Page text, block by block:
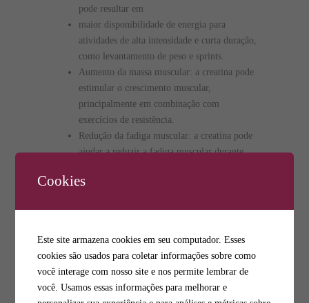
pode resultar em
maior disponibilidade de energia para
atividades de alta intensidade e curta duração,
como levantamento de peso e sprints.
Aumento da massa muscular: a creatina pode
estimular o crescimento muscular,
principalmente em combinação com
exercícios de resistência.
Redução da fadiga muscular: a creatina pode
ajudar a reduzir a fadiga muscular durante
atleta se exercite por mais tempo e com mais
de creatina pode melhorar o desempenho em
atividades como sprints, saltos e levantamento
de peso.
Cookies
Este site armazena cookies em seu computador. Esses
cookies são usados para coletar informações sobre como
você interage com nosso site e nos permite lembrar de
você. Usamos essas informações para melhorar e